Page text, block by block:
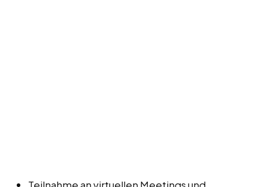
Teilnahme an virtuellen Meetings und